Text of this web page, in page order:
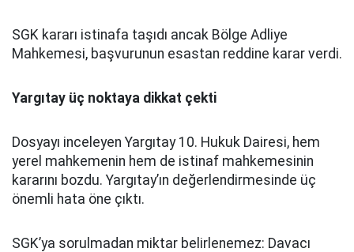
SGK kararı istinafa taşıdı ancak Bölge Adliye
Mahkemesi, başvurunun esastan reddine karar verdi.
Yargıtay üç noktaya dikkat çekti
Dosyayı inceleyen Yargıtay 10. Hukuk Dairesi, hem
yerel mahkemenin hem de istinaf mahkemesinin
kararını bozdu. Yargıtay’ın değerlendirmesinde üç
önemli hata öne çıktı.
SGK’ya sorulmadan miktar belirlenemez: Davacı